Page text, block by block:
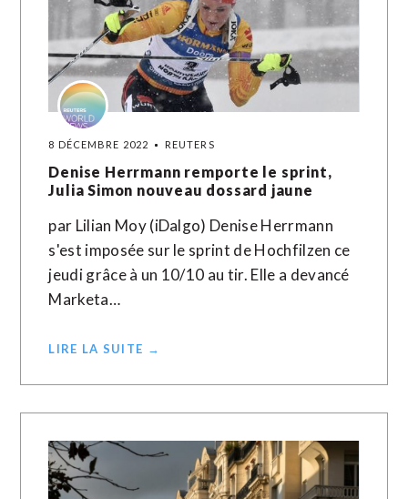
8 DÉCEMBRE 2022 REUTERS
Denise Herrmann remporte le sprint,
Julia Simon nouveau dossard jaune
par Lilian Moy (iDalgo) Denise Herrmann
s'est imposée sur le sprint de Hochfilzen ce
jeudi grâce à un 10/10 au tir. Elle a devancé
Marketa…
LIRE LA SUITE →